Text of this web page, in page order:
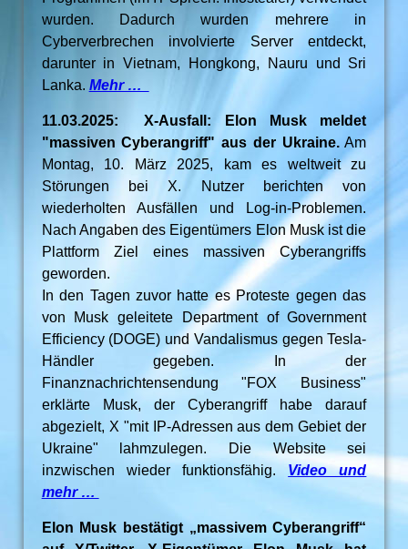
wurden. Dadurch wurden mehrere in
Cyberverbrechen involvierte Server entdeckt,
darunter in Vietnam, Hongkong, Nauru und Sri
Lanka. Mehr …
11.03.2025: X-Ausfall: Elon Musk meldet
"massiven Cyberangriff" aus der Ukraine.Am
Montag, 10. März 2025, kam es weltweit zu
Störungen bei X. Nutzer berichten von
wiederholten Ausfällen und Log-in-Problemen.
Nach Angaben des Eigentümers Elon Musk ist die
Plattform Ziel eines massiven Cyberangriffs
geworden.
In den Tagen zuvor hatte es Proteste gegen das
von Musk geleitete Department of Government
Efficiency (DOGE) und Vandalismus gegen Tesla-
Händler gegeben. In der
Finanznachrichtensendung "FOX Business"
erklärte Musk, der Cyberangriff habe darauf
abgezielt, X "mit IP-Adressen aus dem Gebiet der
Ukraine" lahmzulegen. Die Website sei
inzwischen wieder funktionsfähig. Video und
mehr …
Elon Musk bestätigt „massivem Cyberangriff“